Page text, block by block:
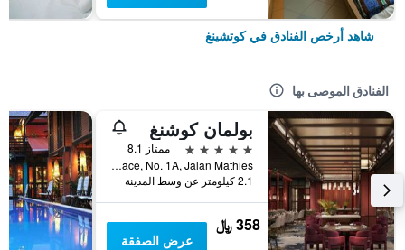
شاهد أرخص الفنادق في كوتشينغ
الفنادق الموصى بها
بولمان كوشنغ
5 نجوم
ممتاز 8.1
Interhill Place, No. 1A, Jalan Mathies, كوتشينغ, ماليزيا
2.1 كيلومتر عن وسط المدينة
358 ﷼
عرض الصفقة